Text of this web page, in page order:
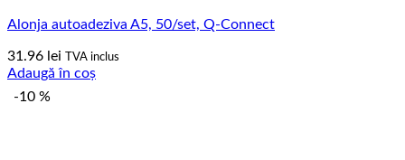
Alonja autoadeziva A5, 50/set, Q-Connect
31.96 lei TVA inclus
Adaugă în coș
-10 %